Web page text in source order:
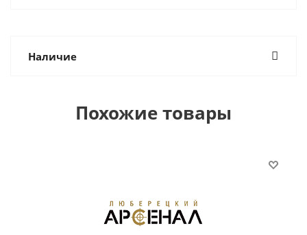
Наличие
Похожие товары